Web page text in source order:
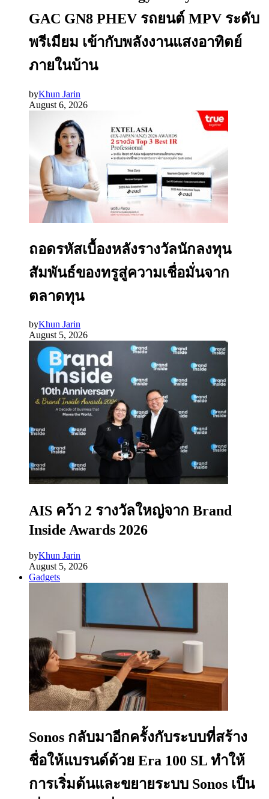
GAC GN8 PHEV รถยนต์ MPV ระดับ
พรีเมียม เข้ากับพลังงานแสงอาทิตย์
ภายในบ้าน
byKhun Jarin
August 6, 2026
ถอดรหัสเบื้องหลังรางวัลนักลงทุน
สัมพันธ์ของทรูสู่ความเชื่อมั่นจาก
ตลาดทุน
byKhun Jarin
August 5, 2026
AIS คว้า 2 รางวัลใหญ่จาก Brand
Inside Awards 2026
byKhun Jarin
August 5, 2026
Gadgets
Sonos กลับมาอีกครั้งกับระบบที่สร้าง
ชื่อให้แบรนด์ด้วย Era 100 SL ทำให้
การเริ่มต้นและขยายระบบ Sonos เป็น